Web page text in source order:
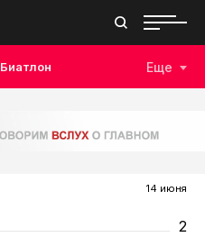
Биатлон Еще
14 июня
2